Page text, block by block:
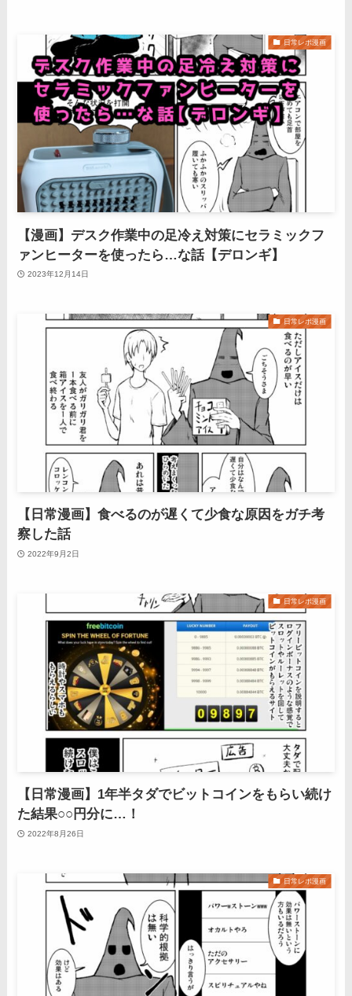
日常レポ漫画
【漫画】デスク作業中の足冷え対策にセラミックフ
ァンヒーターを使ったら…な話【デロンギ】
2023年12月14日
日常レポ漫画
【日常漫画】食べるのが遅くて少食な原因をガチ考
察した話
2022年9月2日
日常レポ漫画
【日常漫画】1年半タダでビットコインをもらい続け
た結果○○円分に…！
2022年8月26日
日常レポ漫画